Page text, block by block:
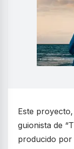
Este
guionista de
producido por